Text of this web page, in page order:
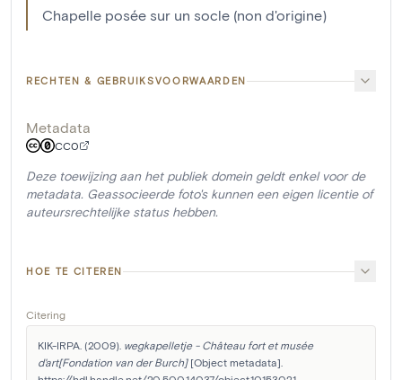
Chapelle posée sur un socle (non d'origine)
RECHTEN & GEBRUIKSVOORWAARDEN
Metadata
CC0
Deze toewijzing aan het publiek domein geldt enkel voor de
metadata. Geassocieerde foto's kunnen een eigen licentie of
auteursrechtelijke status hebben.
HOE TE CITEREN
Citering
KIK-IRPA. (2009). wegkapelletje - Château fort et musée
d'art[Fondation van der Burch] [Object metadata].